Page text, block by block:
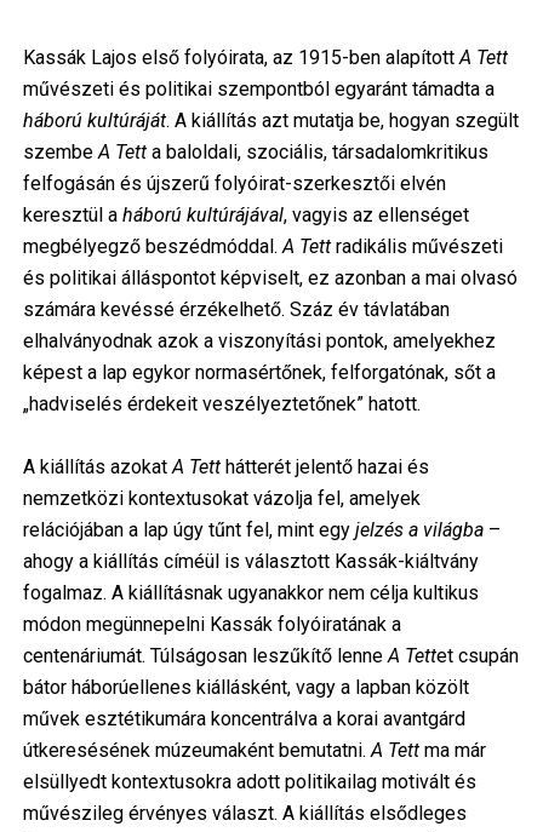
Kassák Lajos első folyóirata, az 1915-ben alapítottA Tett
művészeti és politikai szempontból egyaránt támadta a
háború kultúráját. A kiállítás azt mutatja be, hogyan szegült
szembeA Tetta baloldali, szociális, társadalomkritikus
felfogásán és újszerű folyóirat-szerkesztői elvén
keresztül a háború kultúrájával, vagyis az ellenséget
megbélyegző beszédmóddal.A Tettradikális művészeti
és politikai álláspontot képviselt, ez azonban a mai olvasó
számára kevéssé érzékelhető. Száz év távlatában
elhalványodnak azok a viszonyítási pontok, amelyekhez
képest a lap egykor normasértőnek, felforgatónak, sőt a
„hadviselés érdekeit veszélyeztetőnek” hatott.
A kiállítás azokatA Tetthátterét jelentő hazai és
nemzetközi kontextusokat vázolja fel, amelyek
relációjában a lap úgy tűnt fel, mint egy jelzés a világba–
ahogy a kiállítás címéül is választott Kassák-kiáltvány
fogalmaz. A kiállításnak ugyanakkor nem célja kultikus
módon megünnepelni Kassák folyóiratának a
centenáriumát. Túlságosan leszűkítő lenneA Tettet csupán
bátor háborúellenes kiállásként, vagy a lapban közölt
művek esztétikumára koncentrálva a korai avantgárd
útkeresésének múzeumaként bemutatni.A Tettma már
elsüllyedt kontextusokra adott politikailag motivált és
művészileg érvényes választ. A kiállítás elsődleges